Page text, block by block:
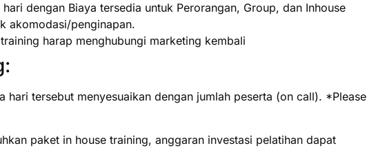
dengan Biaya tersedia untuk Perorangan, Group, dan Inhouse
akomodasi/penginapan.
harap menghubungi marketing kembali
hari tersebut menyesuaikan dengan jumlah peserta (on call). *Please
paket in house training, anggaran investasi pelatihan dapat